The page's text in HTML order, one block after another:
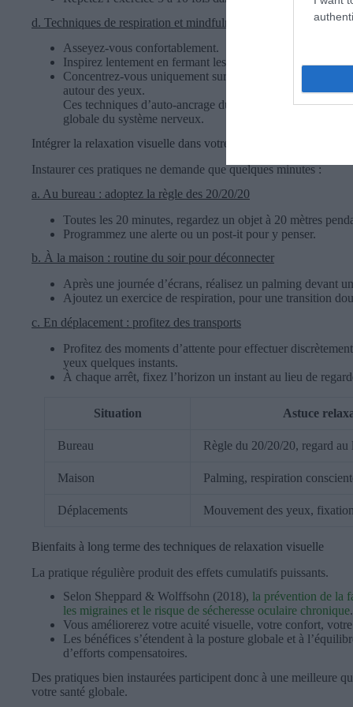
d. Techniques de respiration et mindfulness pour les yeux
Asseyez-vous confortablement.
Inspirez lentement en fermant les yeux, sentez les globes
Concentrez-vous uniquement sur la sensation de
autour des yeux.
Ces techniques d’auto-ancrage du regard, inspirées de la
globale du système nerveux.
Intégrer la relaxation visuelle dans votre routine quotidienne
Instaurer ces pratiques ne demande que quelques minutes :
a. Au bureau : adoptez la règle des 20/20/20
Toutes les 20 minutes, regardez un objet à 20 mètres
Programmez une alerte ou un post-it pour y penser.
b. À la maison : routine du soir pour déconnecter
Après une journée d’écrans, réalisez un palming devant
Ajoutez un exercice de respiration, pour une transition
c. En déplacement : profitez des transports
Profitez des moments d’attente pour effectuer
yeux quelques instants.
À chaque arrêt, fixez l’horizon un instant au lieu de
Situation Astuce
Bureau Règle du 20/20/20, regard au
Maison Palming, respiration
Déplacements Mouvement des yeux,
Bienfaits à long terme des techniques de relaxation visuelle
La pratique régulière produit des effets cumulatifs puissants.
Selon Sheppard & Wolffsohn (2018), la prévention de la
les migraines et le risque de sécheresse oculaire chronique.
Vous améliorerez votre acuité visuelle, votre confort,
Les bénéfices s’étendent à la posture globale et à
d’efforts compensatoires.
Des pratiques bien instaurées participent donc à une meilleure
votre santé globale.